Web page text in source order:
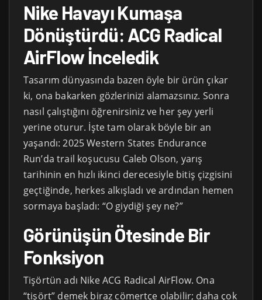
Nike Havayı Kumaşa
Dönüştürdü: ACG Radical
AirFlow İnceledik
Tasarım dünyasında bazen öyle bir ürün çıkar
ki, ona bakarken gözlerinizi alamazsınız. Sonra
nasıl çalıştığını öğrenirsiniz ve her şey yerli
yerine oturur. İşte tam olarak böyle bir an
yaşandı: 2025 Western States Endurance
Run’da trail koşucusu Caleb Olson, yarış
tarihinin en hızlı ikinci derecesiyle bitiş çizgisini
geçtiğinde, herkes alkışladı ve ardından hemen
sormaya başladı: “O giydiği şey ne?”
Görünüşün Ötesinde Bir
Fonksiyon
Tişörtün adı Nike ACG Radical AirFlow. Ona
“tişört” demek biraz cömertçe olabilir; daha çok